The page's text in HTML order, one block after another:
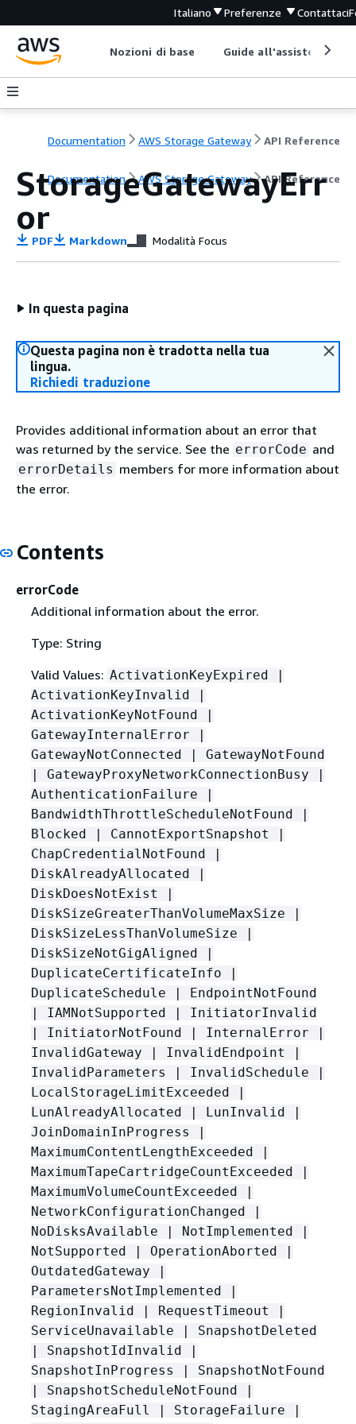
Italiano Preferenze Contattaci
Nozioni di base Guide all'assistenza
Documentation AWS Storage Gateway API Reference
Documentation AWS Storage Gateway API Reference
StorageGatewayErr
or
PDF Markdown Modalità Focus
In questa pagina
Questa pagina non è tradotta nella tua
lingua.
Richiedi traduzione
Provides additional information about an error that
was returned by the service. See the errorCode and
errorDetails members for more information about
the error.
Contents
errorCode
Additional information about the error.
Type: String
Valid Values: ActivationKeyExpired |
ActivationKeyInvalid |
ActivationKeyNotFound |
GatewayInternalError |
GatewayNotConnected | GatewayNotFound
| GatewayProxyNetworkConnectionBusy |
AuthenticationFailure |
BandwidthThrottleScheduleNotFound |
Blocked | CannotExportSnapshot |
ChapCredentialNotFound |
DiskAlreadyAllocated |
DiskDoesNotExist |
DiskSizeGreaterThanVolumeMaxSize |
DiskSizeLessThanVolumeSize |
DiskSizeNotGigAligned |
DuplicateCertificateInfo |
DuplicateSchedule | EndpointNotFound
| IAMNotSupported | InitiatorInvalid
| InitiatorNotFound | InternalError |
InvalidGateway | InvalidEndpoint |
InvalidParameters | InvalidSchedule |
LocalStorageLimitExceeded |
LunAlreadyAllocated | LunInvalid |
JoinDomainInProgress |
MaximumContentLengthExceeded |
MaximumTapeCartridgeCountExceeded |
MaximumVolumeCountExceeded |
NetworkConfigurationChanged |
NoDisksAvailable | NotImplemented |
NotSupported | OperationAborted |
OutdatedGateway |
ParametersNotImplemented |
RegionInvalid | RequestTimeout |
ServiceUnavailable | SnapshotDeleted
| SnapshotIdInvalid |
SnapshotInProgress | SnapshotNotFound
| SnapshotScheduleNotFound |
StagingAreaFull | StorageFailure |